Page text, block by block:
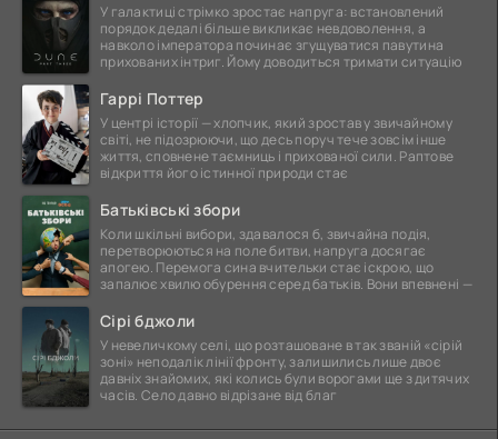
У галактиці стрімко зростає напруга: встановлений
порядок дедалі більше викликає невдоволення, а
навколо імператора починає згущуватися павутина
прихованих інтриг. Йому доводиться тримати ситуацію
Гаррі Поттер
У центрі історії — хлопчик, який зростав у звичайному
світі, не підозрюючи, що десь поруч тече зовсім інше
життя, сповнене таємниць і прихованої сили. Раптове
відкриття його істинної природи стає
Батьківські збори
Коли шкільні вибори, здавалося б, звичайна подія,
перетворюються на поле битви, напруга досягає
апогею. Перемога сина вчительки стає іскрою, що
запалює хвилю обурення серед батьків. Вони впевнені —
Сірі бджоли
У невеличкому селі, що розташоване в так званій «сірій
зоні» неподалік лінії фронту, залишились лише двоє
давніх знайомих, які колись були ворогами ще з дитячих
часів. Село давно відрізане від благ